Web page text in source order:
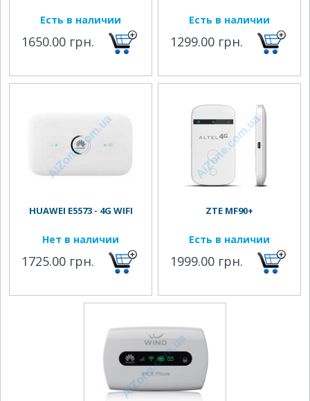
Есть в наличии
1650.00 грн.
Есть в наличии
1299.00 грн.
HUAWEI E5573 - 4G WIFI
Нет в наличии
1725.00 грн.
ZTE MF90+
Есть в наличии
1999.00 грн.